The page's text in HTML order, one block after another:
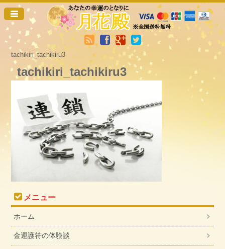
tachikiri_tachikiru3
tachikiri_tachikiru3
メニュー
ホーム
金運護符の体験談